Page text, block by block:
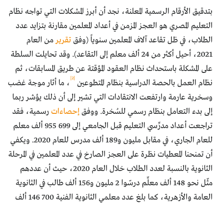
بتدقيق الأرقام الرسمية المعلنة، نجد أن أبرز المشكلات التي تواجه نظام
التعليم المصري هو العجز المزمن في أعداد المعلمين مقارنة بتزايد عدد
الطلاب، في ظل تقاعد آلاف المعلمين سنوياً (وفقتقرير من العام
2021، أحيل أكثر من 24 ألف معلم إلى التقاعد). وقد تحايلت السلطة
على المشكلة باستحداث نظام العقود المؤقتة عن طريق المسابقات، ثم
نظام العمل بالحصة الدراسية بنظام المتطوعين
، ما أثار موجة غضب
وسخرية عارمة وارتفعت الانتقادات التي تشير إلى أن ذلك يؤشر ربما
إلى بدء التعامل بنظام رسمي للسُخرة. ووفقإحصاءات رسمية، فقد
تراجعت أعداد مدرِّسي التعليم قبل الجامعي إلى 699 955 ألف معلم
للعام الجاري، في مقابل مليون و189 ألف مدرس للعام 2020. ويكفي
أن تمنحنا المعطيات نظرة على العجز الصارخ في عدد المعلمين في المرحلة
الثانوية بالنسبة لعدد الطلاب خلال العام 2020، حيث أن عددهم
مثّل نحو 148 ألف معلِّم درسّوا 2 مليون و156 ألف طالب في الثانوية
العامة والأزهرية، كما بلغ عدد معلمي الثانوية الفنية 700 146 ألف